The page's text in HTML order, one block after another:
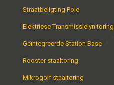
Straatbeligting Pole
Elektriese Transmissielyn toring
Geïntegreerde Station Base
Rooster staaltoring
Mikrogolf staaltoring